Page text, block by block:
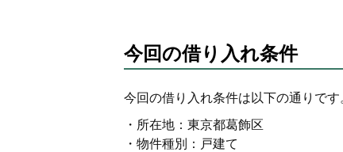
今回の借り入れ条件
今回の借り入れ条件は以下の通りです
・所在地：東京都葛飾区
・物件種別：戸建て